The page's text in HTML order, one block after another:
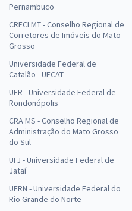
Pernambuco
CRECI MT - Conselho Regional de
Corretores de Imóveis do Mato
Grosso
Universidade Federal de
Catalão - UFCAT
UFR - Universidade Federal de
Rondonópolis
CRA MS - Conselho Regional de
Administração do Mato Grosso
do Sul
UFJ - Universidade Federal de
Jataí
UFRN - Universidade Federal do
Rio Grande do Norte